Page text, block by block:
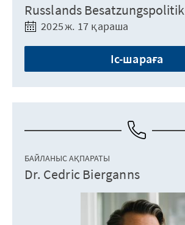
Russlands Besatzungspolitik
2025 ж. 17 қараша
Іс-шараға
БАЙЛАНЫС АҚПАРАТЫ
Dr. Cedric Bierganns